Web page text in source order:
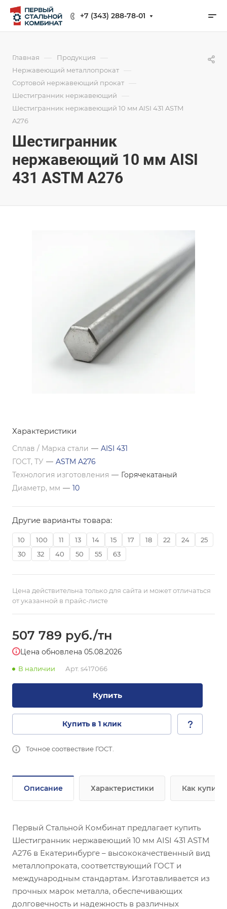
+7 (343) 288-78-01
Главная — Продукция —
Нержавеющий металлопрокат —
Сортовой нержавеющий прокат —
Шестигранник нержавеющий —
Шестигранник нержавеющий 10 мм AISI 431 ASTM
A276
Шестигранник
нержавеющий 10 мм AISI
431 ASTM A276
Характеристики
Сплав / Марка стали — AISI 431
ГОСТ, ТУ — ASTM A276
Технология изготовления — Горячекатаный
Диаметр, мм — 10
Другие варианты товара:
10 100 11 13 14 15 17 18 22 24
25
30
32 40 50 55 63
Цена действительна только для сайта и может отличаться
от указанной в прайс-листе
507 789 руб./тн
Цена обновлена 05.08.2026
В наличии Арт. s417066
Купить
Купить в 1 клик
Точное соотвествие ГОСТ.
Описание Характеристики Как купить
Первый Стальной Комбинат предлагает купить
Шестигранник нержавеющий 10 мм AISI 431 ASTM
A276 в Екатеринбурге – высококачественный вид
металлопроката, соответствующий ГОСТ и
международным стандартам. Изготавливается из
прочных марок металла, обеспечивающих
долговечность и надежность в различных